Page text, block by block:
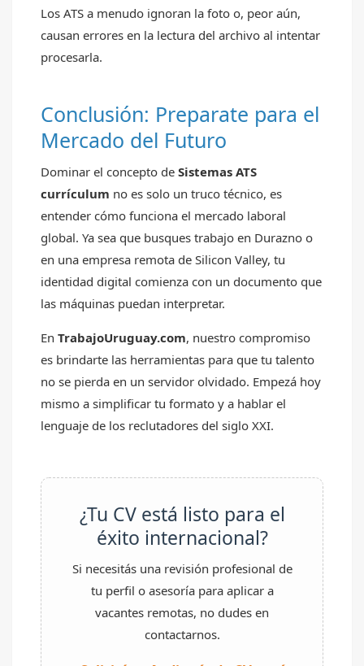
Los ATS a menudo ignoran la foto o, peor aún,
causan errores en la lectura del archivo al intentar
procesarla.
Conclusión: Preparate para el
Mercado del Futuro
Dominar el concepto de Sistemas ATS
currículum no es solo un truco técnico, es
entender cómo funciona el mercado laboral
global. Ya sea que busques trabajo en Durazno o
en una empresa remota de Silicon Valley, tu
identidad digital comienza con un documento que
las máquinas puedan interpretar.
En TrabajoUruguay.com, nuestro compromiso
es brindarte las herramientas para que tu talento
no se pierda en un servidor olvidado. Empezá hoy
mismo a simplificar tu formato y a hablar el
lenguaje de los reclutadores del siglo XXI.
¿Tu CV está listo para el
éxito internacional?
Si necesitás una revisión profesional de
tu perfil o asesoría para aplicar a
vacantes remotas, no dudes en
contactarnos.